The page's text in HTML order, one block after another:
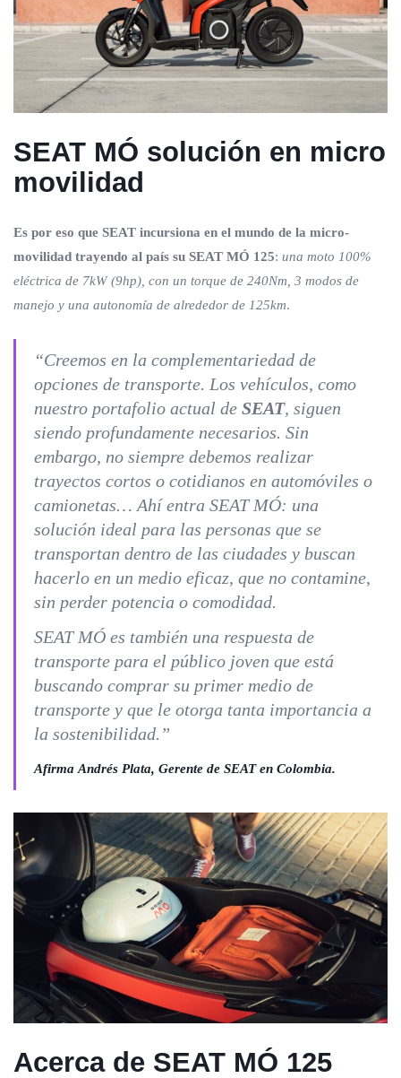
SEAT MÓ solución en micro
movilidad
Es por eso que SEAT incursiona en el mundo de la micro-
movilidad trayendo al país su SEAT MÓ 125: una moto 100%
eléctrica de 7kW (9hp), con un torque de 240Nm, 3 modos de
manejo y una autonomía de alrededor de 125km.
“Creemos en la complementariedad de
opciones de transporte. Los vehículos, como
nuestro portafolio actual de SEAT, siguen
siendo profundamente necesarios. Sin
embargo, no siempre debemos realizar
trayectos cortos o cotidianos en automóviles o
camionetas… Ahí entra SEAT MÓ: una
solución ideal para las personas que se
transportan dentro de las ciudades y buscan
hacerlo en un medio eficaz, que no contamine,
sin perder potencia o comodidad.
SEAT MÓ es también una respuesta de
transporte para el público joven que está
buscando comprar su primer medio de
transporte y que le otorga tanta importancia a
la sostenibilidad.”
Afirma Andrés Plata, Gerente de SEAT en Colombia.
Acerca de SEAT MÓ 125